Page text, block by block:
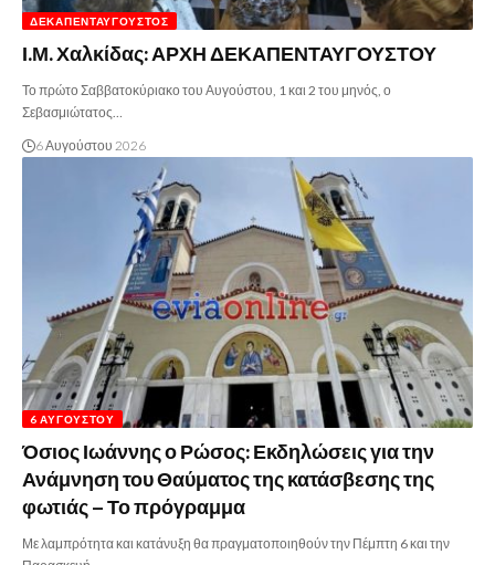
ΔΕΚΑΠΕΝΤΑΎΓΟΥΣΤΟΣ
Ι.Μ. Χαλκίδας: ΑΡΧΗ ΔΕΚΑΠΕΝΤΑΥΓΟΥΣΤΟΥ
Το πρώτο Σαββατοκύριακο του Αυγούστου, 1 και 2 του μηνός, ο
Σεβασμιώτατος…
6 Αυγούστου 2026
6 ΑΥΓΟΎΣΤΟΥ
Όσιος Ιωάννης ο Ρώσος: Εκδηλώσεις για την
Ανάμνηση του Θαύματος της κατάσβεσης της
φωτιάς – Το πρόγραμμα
Με λαμπρότητα και κατάνυξη θα πραγματοποιηθούν την Πέμπτη 6 και την